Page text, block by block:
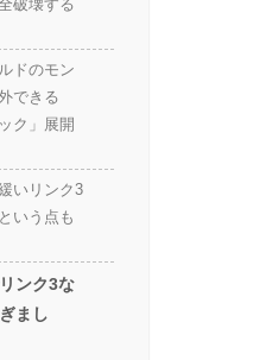
破壊する
ドのモン
できる
ク」展開
いリンク3
いう点も
ンク3な
まし